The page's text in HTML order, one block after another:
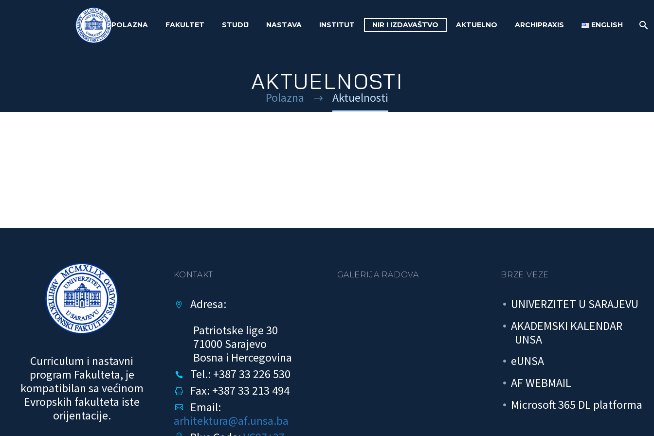
POLAZNA FAKULTET STUDIJ NASTAVA INSTITUT NIR I IZDAVAŠTVO AKTUELNO ARCHIPRAXIS ENGLISH
AKTUELNOSTI
Polazna Aktuelnosti
Curriculum i nastavni
program Fakulteta, je
kompatibilan sa većinom
Evropskih fakulteta iste
orijentacije.
KONTAKT


Adresa:
Patriotske lige 30
71000 Sarajevo
Bosna i Hercegovina

 Tel.: +387 33 226 530

 Fax: +387 33 213 494


Email:
arhitektura@af.unsa.ba
GALERIJA RADOVA BRZE VEZE
UNIVERZITET U SARAJEVU
AKADEMSKI KALENDAR
UNSA
eUNSA
AF WEBMAIL
Microsoft 365 DL platforma